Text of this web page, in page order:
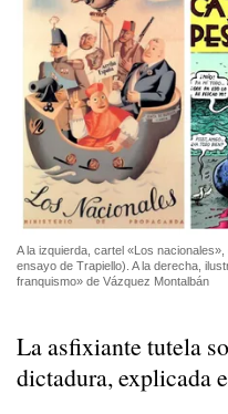
A la izquierda, cartel «Los
ensayo de Trapiello). A la derecha,
franquismo» de Vázquez Montalbán
La asfixiante tutela
dictadura, explicada